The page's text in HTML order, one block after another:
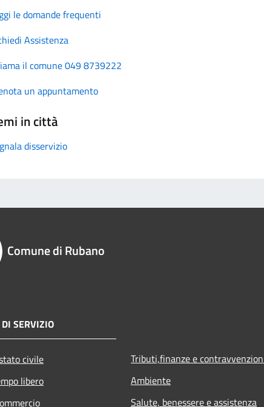
le domande frequenti
Assistenza
il comune 049 8739222
un appuntamento
in città
disservizio
Comune di Rubano
DI SERVIZIO
civile
libero
Tributi,finanze e
Ambiente
Salute, benessere e assistenza